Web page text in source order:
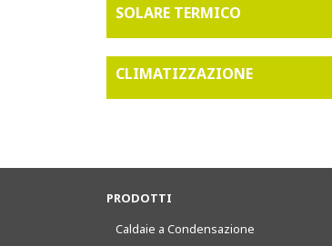
SOLARE TERMICO
CLIMATIZZAZIONE
PRODOTTI
Caldaie a Condensazione